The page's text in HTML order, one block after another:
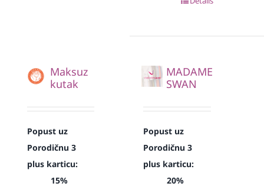
Maksuz
kutak
Popust uz
Porodičnu 3
plus karticu:
15%
MADAME
SWAN
Popust uz
Porodičnu 3
plus karticu:
20%